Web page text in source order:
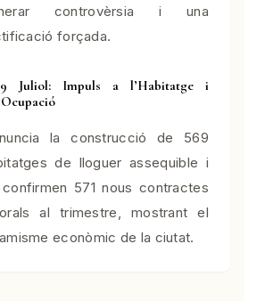
controvèrsia i una
forçada.
Juliol: Impuls a l’Habitatge i
la construcció de 569
de lloguer assequible i
571 nous contractes
al trimestre, mostrant el
econòmic de la ciutat.